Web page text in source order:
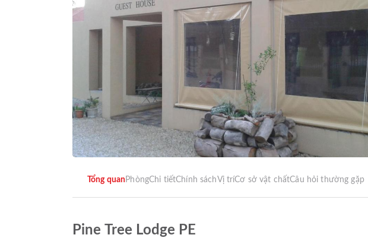
Tổng quanPhòngChi tiếtChính sách Vị tríCơ sở vật chấtCâu hỏi thường gặp
Pine Tree Lodge PE